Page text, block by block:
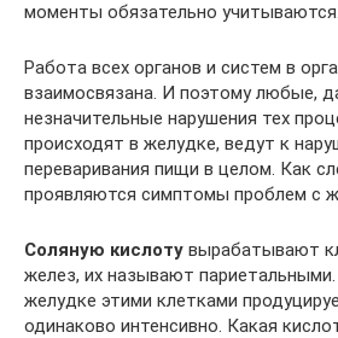
моменты обязательно учитываются.
Работа всех органов и систем в
взаимосвязана. И поэтому любые,
незначительные нарушения тех
происходят в желудке, ведут к
переваривания пищи в целом. Как
проявляются симптомы проблем с
Соляную кислоту вырабатывают
желез, их называют
желудке этими клетками
одинаково интенсивно. Какая